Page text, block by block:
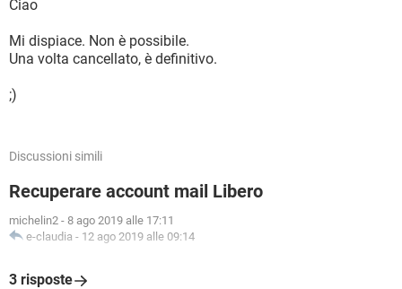
Ciao
Mi dispiace. Non è possibile.
Una volta cancellato, è definitivo.
;)
Discussioni simili
Recuperare account mail Libero
michelin2 - 8 ago 2019 alle 17:11
e-claudia - 12 ago 2019 alle 09:14
3 risposte